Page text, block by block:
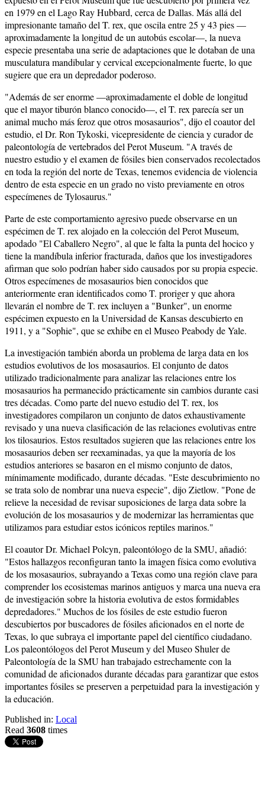
en 1979 en el Lago Ray Hubbard, cerca de Dallas. Más allá del
impresionante tamaño del T. rex, que oscila entre 25 y 43 pies —
aproximadamente la longitud de un autobús escolar—, la nueva
especie presentaba una serie de adaptaciones que le dotaban de una
musculatura mandibular y cervical excepcionalmente fuerte, lo que
sugiere que era un depredador poderoso.
"Además de ser enorme —aproximadamente el doble de longitud
que el mayor tiburón blanco conocido—, el T. rex parecía ser un
animal mucho más feroz que otros mosasaurios", dijo el coautor del
estudio, el Dr. Ron Tykoski, vicepresidente de ciencia y curador de
paleontología de vertebrados del Perot Museum. "A través de
nuestro estudio y el examen de fósiles bien conservados recolectados
en toda la región del norte de Texas, tenemos evidencia de violencia
dentro de esta especie en un grado no visto previamente en otros
especímenes de Tylosaurus."
Parte de este comportamiento agresivo puede observarse en un
espécimen de T. rex alojado en la colección del Perot Museum,
apodado "El Caballero Negro", al que le falta la punta del hocico y
tiene la mandíbula inferior fracturada, daños que los investigadores
afirman que solo podrían haber sido causados por su propia especie.
Otros especímenes de mosasaurios bien conocidos que
anteriormente eran identificados como T. proriger y que ahora
llevarán el nombre de T. rex incluyen a "Bunker", un enorme
espécimen expuesto en la Universidad de Kansas descubierto en
1911, y a "Sophie", que se exhibe en el Museo Peabody de Yale.
La investigación también aborda un problema de larga data en los
estudios evolutivos de los mosasaurios. El conjunto de datos
utilizado tradicionalmente para analizar las relaciones entre los
mosasaurios ha permanecido prácticamente sin cambios durante casi
tres décadas. Como parte del nuevo estudio del T. rex, los
investigadores compilaron un conjunto de datos exhaustivamente
revisado y una nueva clasificación de las relaciones evolutivas entre
los tilosaurios. Estos resultados sugieren que las relaciones entre los
mosasaurios deben ser reexaminadas, ya que la mayoría de los
estudios anteriores se basaron en el mismo conjunto de datos,
mínimamente modificado, durante décadas. "Este descubrimiento no
se trata solo de nombrar una nueva especie", dijo Zietlow. "Pone de
relieve la necesidad de revisar suposiciones de larga data sobre la
evolución de los mosasaurios y de modernizar las herramientas que
utilizamos para estudiar estos icónicos reptiles marinos."
El coautor Dr. Michael Polcyn, paleontólogo de la SMU, añadió:
"Estos hallazgos reconfiguran tanto la imagen física como evolutiva
de los mosasaurios, subrayando a Texas como una región clave para
comprender los ecosistemas marinos antiguos y marca una nueva era
de investigación sobre la historia evolutiva de estos formidables
depredadores." Muchos de los fósiles de este estudio fueron
descubiertos por buscadores de fósiles aficionados en el norte de
Texas, lo que subraya el importante papel del científico ciudadano.
Los paleontólogos del Perot Museum y del Museo Shuler de
Paleontología de la SMU han trabajado estrechamente con la
comunidad de aficionados durante décadas para garantizar que estos
importantes fósiles se preserven a perpetuidad para la investigación y
la educación.
Published in: Local
Read 3608 times